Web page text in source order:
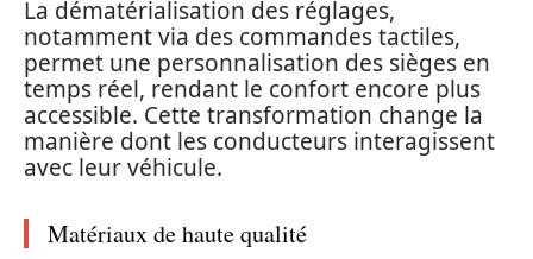
La dématérialisation des réglages,
notamment via des commandes tactiles,
permet une personnalisation des sièges en
temps réel, rendant le confort encore plus
accessible. Cette transformation change la
manière dont les conducteurs interagissent
avec leur véhicule.
Matériaux de haute qualité